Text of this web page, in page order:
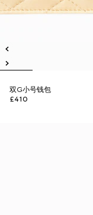
双G小号钱包
£410